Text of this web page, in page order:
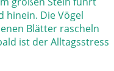
hinein. Die Vögel
Blätter rascheln
ist der Alltagsstress